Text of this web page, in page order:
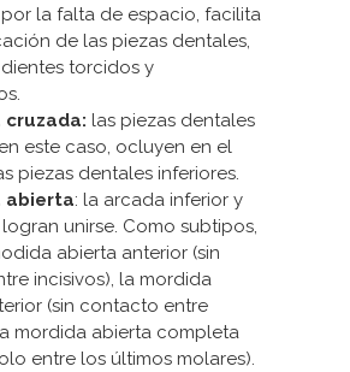
la falta de espacio, facilita
de las piezas dentales,
torcidos y
cruzada: las piezas dentales
este caso, ocluyen en el
piezas dentales inferiores.
abierta: la arcada inferior y
unirse. Como subtipos,
abierta anterior (sin
incisivos), la mordida
(sin contacto entre
mordida abierta completa
entre los últimos molares).